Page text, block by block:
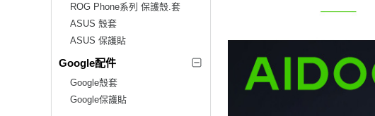
ROG Phone系列 保護殼.套
ASUS 殼套
ASUS 保護貼
Google配件
Google殼套
Google保護貼